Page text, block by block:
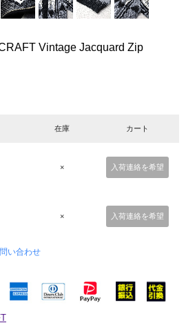
Vintage Jacquard Zip
在庫 カート
× 入荷連絡を希望
× 入荷連絡を希望
い合わせ